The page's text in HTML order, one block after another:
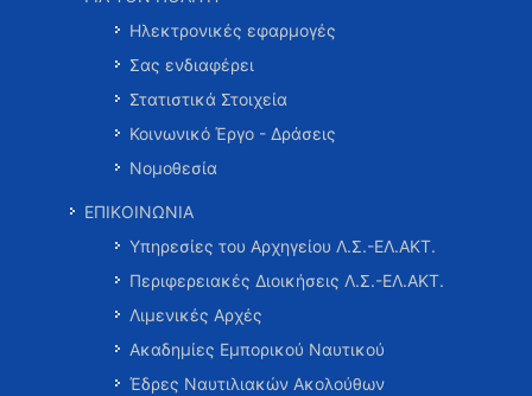
Ηλεκτρονικές εφαρμογές
Σας ενδιαφέρει
Στατιστικά Στοιχεία
Κοινωνικό Έργο - Δράσεις
Νομοθεσία
ΕΠΙΚΟΙΝΩΝΙΑ
Υπηρεσίες του Αρχηγείου Λ.Σ.-ΕΛ.ΑΚΤ.
Περιφερειακές Διοικήσεις Λ.Σ.-ΕΛ.ΑΚΤ.
Λιμενικές Αρχές
Ακαδημίες Εμπορικού Ναυτικού
Έδρες Ναυτιλιακών Ακολούθων